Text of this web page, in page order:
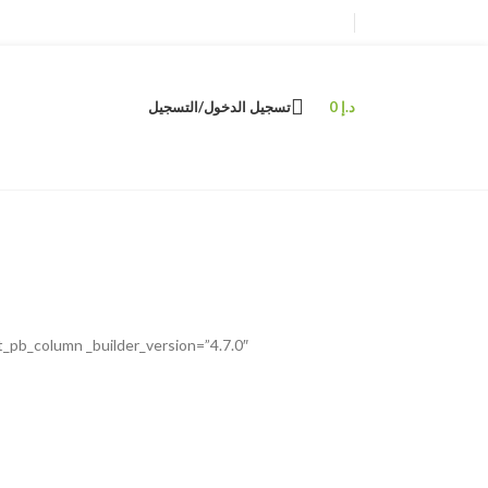
تسجيل الدخول/التسجيل د.إ
_builder_version=”4.7.0″